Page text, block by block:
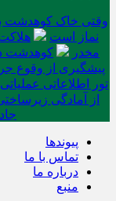
وقتی خاک کوهدشت
نماز است
مخدر
کوهدشت
پیشگیری از وقوع
تور اطلاعاتی
از آمادگی
پیوندها
تماس با ما
درباره ما
منبع